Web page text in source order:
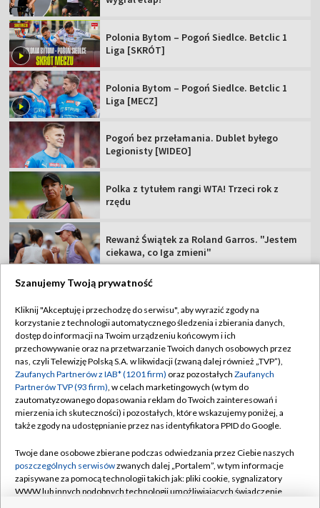
Polonia Bytom – Pogoń Siedlce. Betclic 1
Liga [SKRÓT]
Polonia Bytom – Pogoń Siedlce. Betclic 1
Liga [MECZ]
Pogoń bez przełamania. Dublet byłego
Legionisty [WIDEO]
Polka z tytułem rangi WTA! Trzeci rok z
rzędu
Rewanż Świątek za Roland Garros. "Jestem
ciekawa, co Iga zmieni"
TVP
Abonament TVP
Sklep TVP
Biuro Reklamy
Oferta Handlowa
Emisja w TVP
Rada Programowa
Regulamin TVP
Polityka prywatności
Moje zgody
Biuro reklamy
Kanały
Szanujemy Twoją prywatność
Kliknij "Akceptuję i przechodzę do serwisu", aby wyrazić zgody na
korzystanie z technologii automatycznego śledzenia i zbierania danych,
dostęp do informacji na Twoim urządzeniu końcowym i ich
przechowywanie oraz na przetwarzanie Twoich danych osobowych przez
nas, czyli Telewizję Polską S.A. w likwidacji (zwaną dalej również „TVP”),
Zaufanych Partnerów z IAB* (1201 firm) oraz pozostałych Zaufanych
Partnerów TVP (93 firm), w celach marketingowych (w tym do
zautomatyzowanego dopasowania reklam do Twoich zainteresowań i
mierzenia ich skuteczności) i pozostałych, które wskazujemy poniżej, a
także zgody na udostępnianie przez nas identyfikatora PPID do Google.
Twoje dane osobowe zbierane podczas odwiedzania przez Ciebie naszych
poszczególnych serwisówzwanych dalej „Portalem”, w tym informacje
zapisywane za pomocą technologii takich jak: pliki cookie, sygnalizatory
WWW lub innych podobnych technologii umożliwiających świadczenie